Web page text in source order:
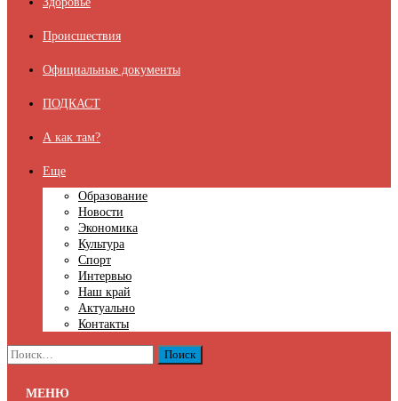
Происшествия
Официальные документы
ПОДКАСТ
А как там?
Еще
Образование
Новости
Экономика
Культура
Спорт
Интервью
Наш край
Актуально
Контакты
Найти:
МЕНЮ